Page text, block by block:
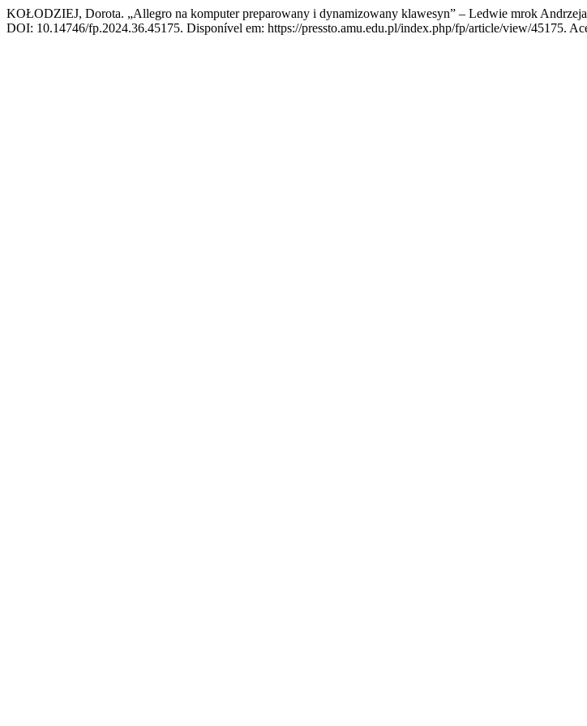
KOŁODZIEJ, Dorota. „Allegro na komputer preparowany i dynamizowany klawesyn” – Ledwie mrok
DOI: 10.14746/fp.2024.36.45175. Disponível em: https://pressto.amu.edu.pl/index.php/fp/article/view/45175.